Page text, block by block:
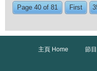
Page 40 of 81 First
主頁 Home 節